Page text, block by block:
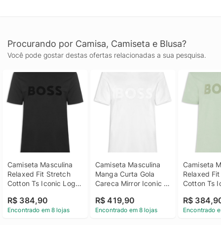
Procurando por Camisa, Camiseta e Blusa?
Você pode gostar destas ofertas relacionadas a sua pesquisa.
Camiseta Masculina
Relaxed Fit Stretch
Cotton Ts Iconic Logo
R$ 384,90
Encontrado em 8 lojas
Camiseta Masculina
Manga Curta Gola
Careca Mirror Iconic -
R$ 419,90
Encontrado em 8 lojas
Camiseta
Relaxed
Cotton Ts
R$
Encontrado